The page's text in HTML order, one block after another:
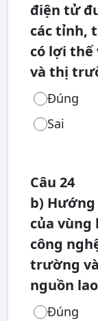
điện tử
các tỉnh,
có lợi thế
và thị
Đúng
Sai
Câu 24
b)
của vùng
công
trường
nguồn
Đúng